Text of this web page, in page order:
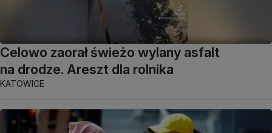
Celowo zaorał świeżo wylany asfalt
na drodze. Areszt dla rolnika
KATOWICE